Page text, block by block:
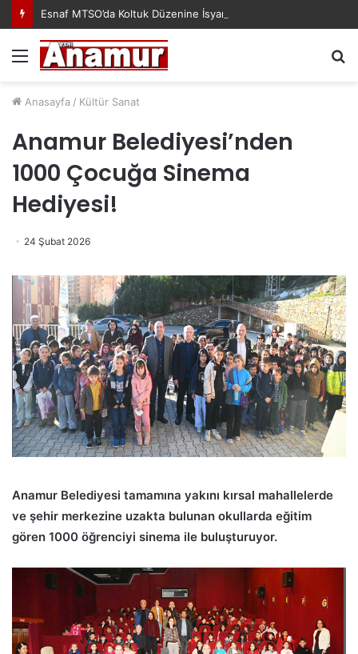
Esnaf MTSO’da Koltuk Düzenine İsyan Etti!
Menü
Anasayfa / Kültür Sanat
Anamur Belediyesi’nden
1000 Çocuğa Sinema
Hediyesi!
24 Şubat 2026
Anamur Belediyesi tamamına yakını kırsal mahallelerde
ve şehir merkezine uzakta bulunan okullarda eğitim
gören 1000 öğrenciyi sinema ile buluşturuyor.